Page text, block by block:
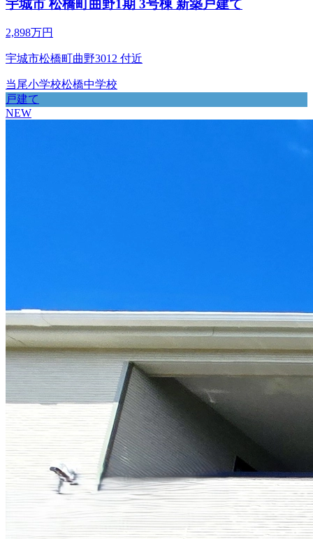
宇城市 松橋町曲野1期 3号棟 新築戸建て
2,898万円
宇城市松橋町曲野3012 付近
当尾小学校松橋中学校
戸建て
NEW